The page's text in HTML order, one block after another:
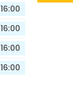
16:00
16:00
16:00
16:00